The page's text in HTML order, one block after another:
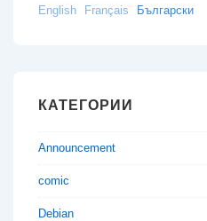
English Français Български
КАТЕГОРИИ
Announcement
comic
Debian